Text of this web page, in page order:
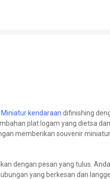
Miniatur kendaraan difinishing
plat logam yang dietsa
memberikan souvenir
dengan pesan yang tulus.
yang berkesan dan